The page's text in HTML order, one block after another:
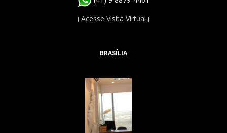
[Acesse Visita Virtual ]
BRASÍLIA